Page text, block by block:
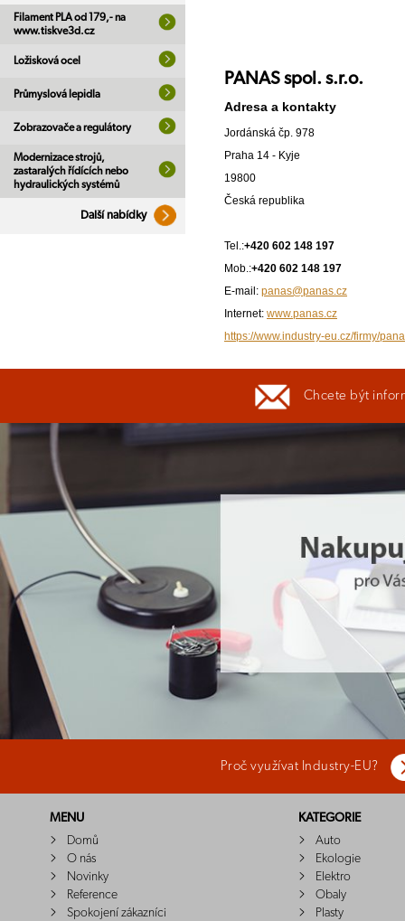
Filament PLA od 179,- na
www.tiskve3d.cz
Ložisková ocel
Průmyslová lepidla
Zobrazovače a regulátory
Modernizace strojů,
zastaralých řídících nebo
hydraulických systémů
Další nabídky
PANAS spol. s.r.o.
Adresa a kontakty
Jordánská čp. 978
Praha 14 - Kyje
19800
Česká republika
Tel.:+420 602 148 197
Mob.:+420 602 148 197
E-mail: panas@panas.cz
Internet: www.panas.cz
https://www.industry-eu.cz/firmy/
Chcete být
Proč využívat Industry-EU?
MENU
Domů
O nás
Novinky
Reference
Spokojení zákazníci
KATEGORIE
Auto
Ekologie
Elektro
Obaly
Plasty